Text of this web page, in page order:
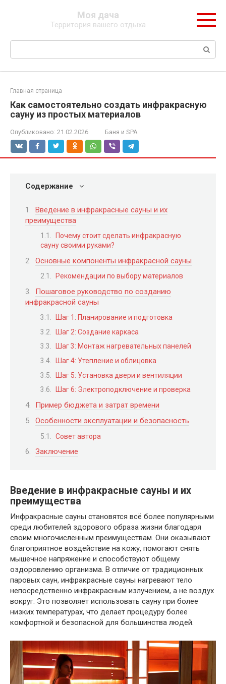
Моя дача
Территория вашего отдыха
Поиск:
Главная страница
Как самостоятельно создать инфракрасную
сауну из простых материалов
Опубликовано: 21.02.2026 Баня и SPA
Содержание
Введение в инфракрасные сауны и их
преимущества
Почему стоит сделать инфракрасную
сауну своими руками?
Основные компоненты инфракрасной сауны
Рекомендации по выбору материалов
Пошаговое руководство по созданию
инфракрасной сауны
Шаг 1: Планирование и подготовка
Шаг 2: Создание каркаса
Шаг 3: Монтаж нагревательных панелей
Шаг 4: Утепление и облицовка
Шаг 5: Установка двери и вентиляции
Шаг 6: Электроподключение и проверка
Пример бюджета и затрат времени
Особенности эксплуатации и безопасность
Совет автора
Заключение
Введение в инфракрасные сауны и их
преимущества
Инфракрасные сауны становятся всё более популярными
среди любителей здорового образа жизни благодаря
своим многочисленным преимуществам. Они оказывают
благоприятное воздействие на кожу, помогают снять
мышечное напряжение и способствуют общему
оздоровлению организма. В отличие от традиционных
паровых саун, инфракрасные сауны нагревают тело
непосредственно инфракрасным излучением, а не воздух
вокруг. Это позволяет использовать сауну при более
низких температурах, что делает процедуру более
комфортной и безопасной для большинства людей.